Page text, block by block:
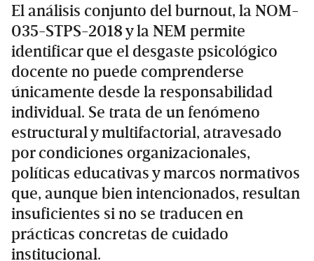
El análisis conjunto del burnout, la NOM-
035-STPS-2018 y la NEM permite
identificar que el desgaste psicológico
docente no puede comprenderse
únicamente desde la responsabilidad
individual. Se trata de un fenómeno
estructural y multifactorial, atravesado
por condiciones organizacionales,
políticas educativas y marcos normativos
que, aunque bien intencionados, resultan
insuficientes si no se traducen en
prácticas concretas de cuidado
institucional.